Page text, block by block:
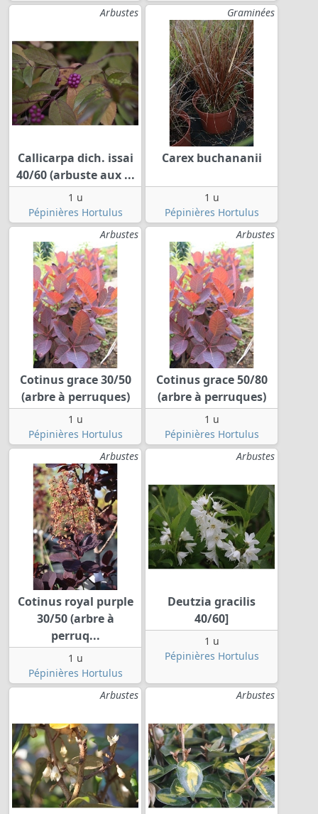
Arbustes
Callicarpa dich. issai
40/60 (arbuste aux ...
1 u
Pépinières Hortulus
Graminées
Carex buchananii
1 u
Pépinières Hortulus
Arbustes
Cotinus grace 30/50
(arbre à perruques)
1 u
Pépinières Hortulus
Arbustes
Cotinus grace 50/80
(arbre à perruques)
1 u
Pépinières Hortulus
Arbustes
Cotinus royal purple
30/50 (arbre à
perruq...
1 u
Pépinières Hortulus
Arbustes
Deutzia gracilis
40/60]
1 u
Pépinières Hortulus
Arbustes Arbustes